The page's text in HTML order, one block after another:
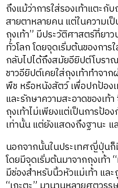
ถึงแม้ว่าการใส่รองเท้าแตะกั
สายตาหลายคน แต่ในความเ
ถุงเท้า” มีประวัติศาสตร์ที่ยา
ทั่วโลก โดยจุดเริ่มต้นของการ
กลับไปได้ถึงสมัยอียิปต์โบร
ชาวอียิปต์เคยใส่ถุงเท้าทำจา
พืช หรือหนังสัตว์ เพื่อปกป้อง
และรักษาความสะอาดของเท้
ถุงเท้าไม่เพียงแต่เป็นการป้อ
เท่านั้น แต่ยังแสดงถึงฐานะ
นอกจากนั้นในประเทศญี่ปุ่นก็
โดยมีจุดเริ่มต้นมาจากถุงเท้
มีช่องสำหรับนิ้วหัวแม่เท้า แล